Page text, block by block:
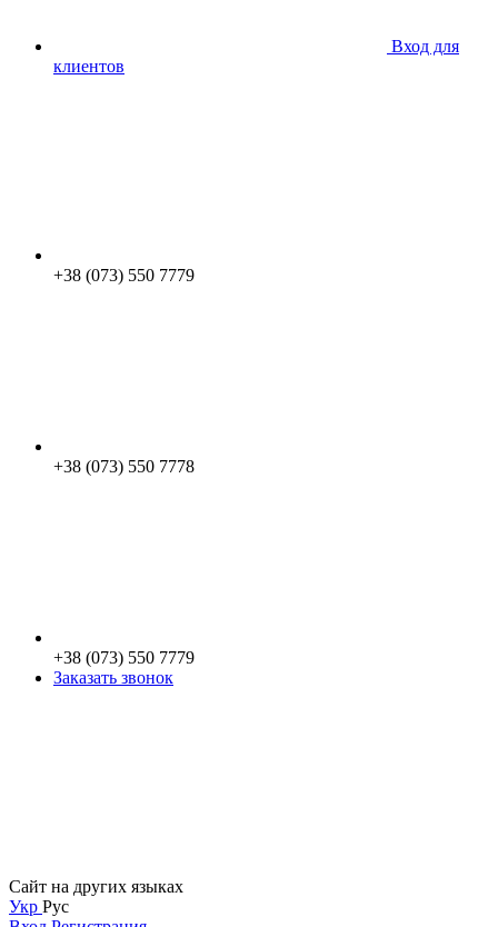
Вход для
клиентов
+38 (073) 550 7779
+38 (073) 550 7778
+38 (073) 550 7779
Заказать звонок
Сайт на других языках
Укр Рус